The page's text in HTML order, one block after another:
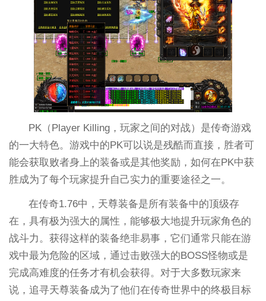
PK（Player Killing，玩家之间的对战）是传奇游戏
的一大特色。游戏中的PK可以说是残酷而直接，胜者可
能会获取败者身上的装备或是其他奖励，如何在PK中获
胜成为了每个玩家提升自己实力的重要途径之一。
在传奇1.76中，天尊装备是所有装备中的顶级存
在，具有极为强大的属性，能够极大地提升玩家角色的
战斗力。获得这样的装备绝非易事，它们通常只能在游
戏中最为危险的区域，通过击败强大的BOSS怪物或是
完成高难度的任务才有机会获得。对于大多数玩家来
说，追寻天尊装备成为了他们在传奇世界中的终极目标